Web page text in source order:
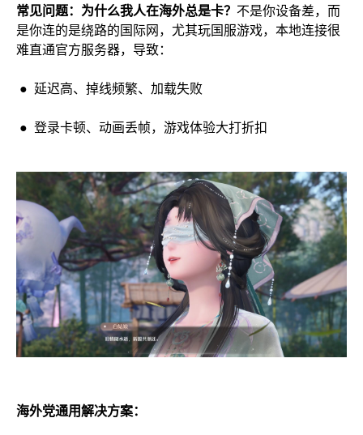
常见问题：为什么我人在海外总是卡？ 不是你设备差，而
是你连的是绕路的国际网，尤其玩国服游戏，本地连接很
难直通官方服务器，导致：
● 延迟高、掉线频繁、加载失败
● 登录卡顿、动画丢帧，游戏体验大打折扣
海外党通用解决方案：